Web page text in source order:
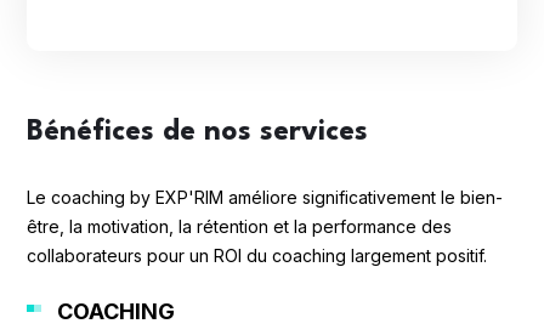
Bénéfices de nos services
Le coaching by EXP'RIM améliore significativement le bien-
être, la motivation, la rétention et la performance des
collaborateurs pour un ROI du coaching largement positif.
COACHING